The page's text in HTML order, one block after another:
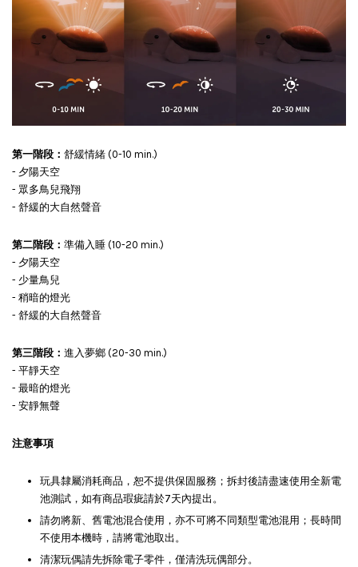
第一階段： 舒緩情緒 (0-10 min.)
- 夕陽天空
- 眾多鳥兒飛翔
- 舒緩的大自然聲音
第二階段： 準備入睡 (10-20 min.)
- 夕陽天空
- 少量鳥兒
- 稍暗的燈光
- 舒緩的大自然聲音
第三階段： 進入夢鄉 (20-30 min.)
- 平靜天空
- 最暗的燈光
- 安靜無聲
注意事項
玩具隸屬消耗商品，恕不提供保固服務；拆封後請盡速使用全新電
池測試，如有商品瑕疵請於7天內提出。
請勿將新、舊電池混合使用，亦不可將不同類型電池混用；長時間
不使用本機時，請將電池取出。
清潔玩偶請先拆除電子零件，僅清洗玩偶部分。